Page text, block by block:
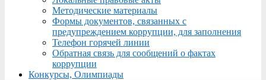
Методические материалы
Формы документов, связанных с
предупреждением коррупции, для заполнения
Телефон горячей линии
Обратная связь для сообщений о фактах
коррупции
Конкурсы, Олимпиады